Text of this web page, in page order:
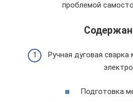
проблемой
Ручная дуговая
Подготовка